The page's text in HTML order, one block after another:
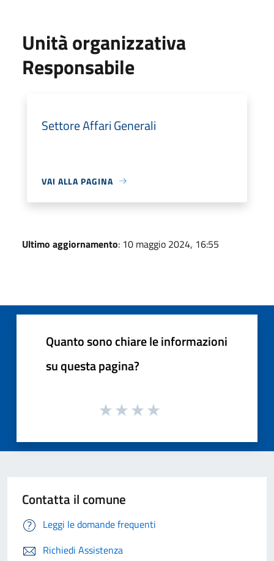
Unità organizzativa
Responsabile
Settore Affari Generali
VAI ALLA PAGINA
Ultimo aggiornamento: 10 maggio 2024, 16:55
Quanto sono chiare le informazioni
su questa pagina?
Contatta il comune
Leggi le domande frequenti
Richiedi Assistenza